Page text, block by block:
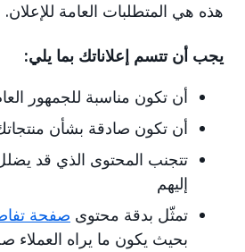
هذه هي المتطلبات العامة للإعلان.
يجب أن تتسم إعلاناتك بما يلي:
أن تكون مناسبة للجمهور
أن تكون صادقة بشأن
تتجنب المحتوى الذي قد
إليهم
تمثّل بدقة محتوى صفحة
بحيث يكون ما يراه العملاء